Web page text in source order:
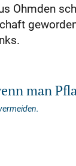
Ohmden
man